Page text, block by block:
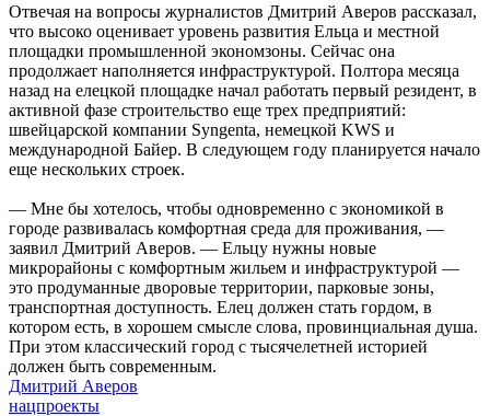
Отвечая на вопросы журналистов Дмитрий Аверов рассказал,
что высоко оценивает уровень развития Ельца и местной
площадки промышленной экономзоны. Сейчас она
продолжает наполняется инфраструктурой. Полтора месяца
назад на елецкой площадке начал работать первый резидент, в
активной фазе строительство еще трех предприятий:
швейцарской компании Syngenta, немецкой KWS и
международной Байер. В следующем году планируется начало
еще нескольких строек.
— Мне бы хотелось, чтобы одновременно с экономикой в
городе развивалась комфортная среда для проживания, —
заявил Дмитрий Аверов. — Ельцу нужны новые
микрорайоны с комфортным жильем и инфраструктурой —
это продуманные дворовые территории, парковые зоны,
транспортная доступность. Елец должен стать гордом, в
котором есть, в хорошем смысле слова, провинциальная душа.
При этом классический город с тысячелетней историей
должен быть современным.
Дмитрий Аверов
нацпроекты